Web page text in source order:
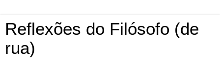
Reflexões do Filósofo (de
rua)